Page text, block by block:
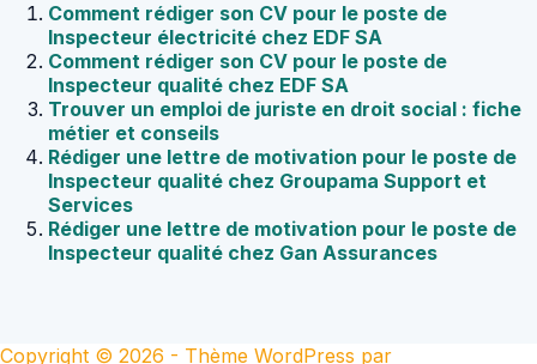
Comment rédiger son CV pour le poste de
Inspecteur électricité chez EDF SA
Comment rédiger son CV pour le poste de
Inspecteur qualité chez EDF SA
Trouver un emploi de juriste en droit social : fiche
métier et conseils
Rédiger une lettre de motivation pour le poste de
Inspecteur qualité chez Groupama Support et
Services
Rédiger une lettre de motivation pour le poste de
Inspecteur qualité chez Gan Assurances
Copyright © 2026 - Thème WordPress par